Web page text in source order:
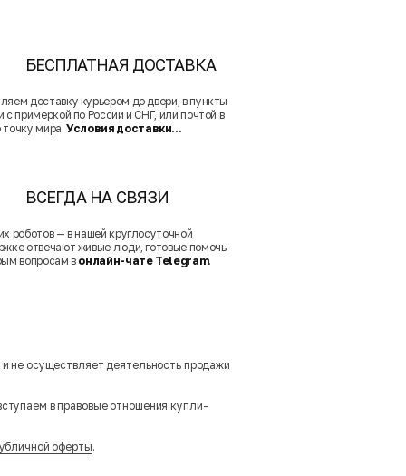
БЕСПЛАТНАЯ ДОСТАВКА
доставку курьером до двери, в пункты
с примеркой по России и СНГ, или почтой в
мира.Условия доставки...
ВСЕГДА НА СВЯЗИ
роботов — в нашей круглосуточной
отвечают живые люди, готовые помочь
вопросам в онлайн-чате Telegram.
не осуществляет деятельность продажи
в правовые отношения купли-
оферты.